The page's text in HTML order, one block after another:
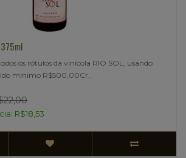
375ml
os rótulos da vinícola RIO SOL, usando
mínimo R$500,00Cr..
R$18,53